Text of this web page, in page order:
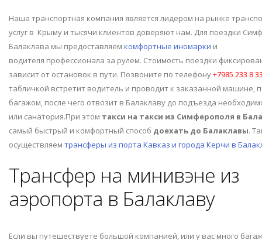
Наша транспортная компания является лидером на рынке
услуг в Крыму и тысячи клиентов доверяют нам. Для поездки
Балаклава мы предоставляем комфортные иномарки и
водителя профессионала за рулем. Стоимость поездки
зависит от остановок в пути. Позвоните по телефону+7985 233 8
табличкой встретит водитель и проводит к заказанной машине,
багажом, после чего отвозит в Балаклаву до подъезда
или санатория.При этом такси на такси из Симферополя в
самый быстрый и комфортный способ доехать до Балаклавы.
осуществляем трансферы из порта Кавказ и города Керчи в
Трансфер на минивэне из
аэропорта в Балаклаву
Если вы путешествуете большой компанией, или у вас много